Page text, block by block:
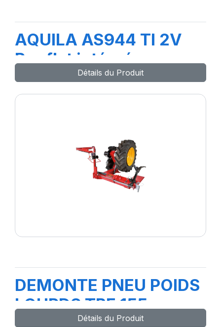
AQUILA AS944 TI 2V
Runflat intégré
Détails du Produit
DEMONTE PNEU POIDS
LOURDS TBE 155
Détails du Produit